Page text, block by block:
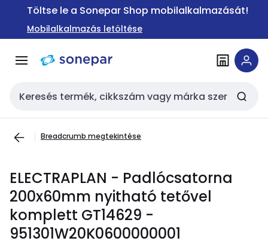
Ugrás a
Ugrás a
tartalomra
Töltse le a Sonepar Shop mobilalkalmazását!
Mobilalkalmazás letöltése
Keresési bemenet
Breadcrumb megtekintése
ELECTRAPLAN - Padlócsatorna
200x60mm nyitható tetővel
komplett GT14629 -
951301W20K0600000001